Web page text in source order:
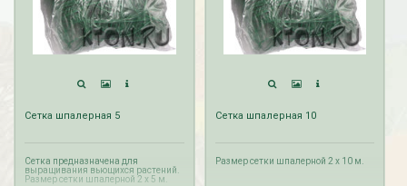
Сетка шпалерная 5
Сетка предназначена для
выращивания вьющихся растений.
Размер сетки шпалерной 2 х 5 м.
Сетка шпалерная 10
Размер сетки шпалерной 2 х 10 м.